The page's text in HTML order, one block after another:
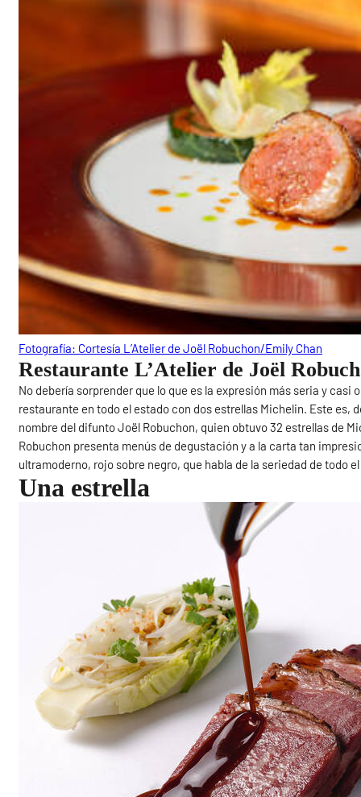
Fotografía: Cortesía L’Atelier de Joël Robuchon/Emily Chan
Restaurante L’Atelier de Joël
No debería sorprender que lo que es la expresión más seria y
restaurante en todo el estado con dos estrellas Michelin. Este es,
nombre del difunto Joël Robuchon, quien obtuvo 32 estrellas de
Robuchon presenta menús de degustación y a la carta tan
ultramoderno, rojo sobre negro, que habla de la seriedad de todo
Una estrella